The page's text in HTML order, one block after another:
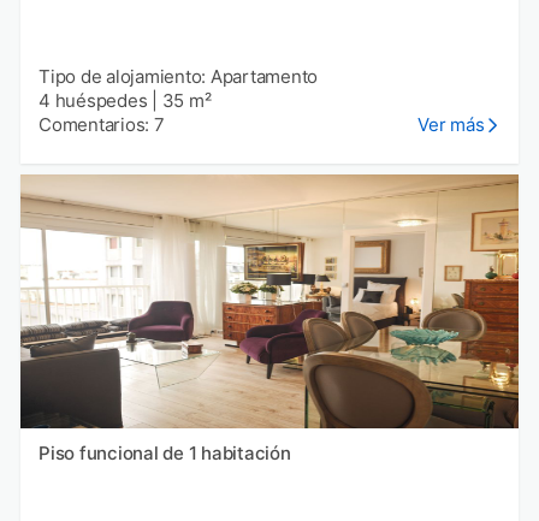
Tipo de alojamiento: Apartamento
4 huéspedes
35 m²
Comentarios: 7
Ver más
Piso funcional de 1 habitación